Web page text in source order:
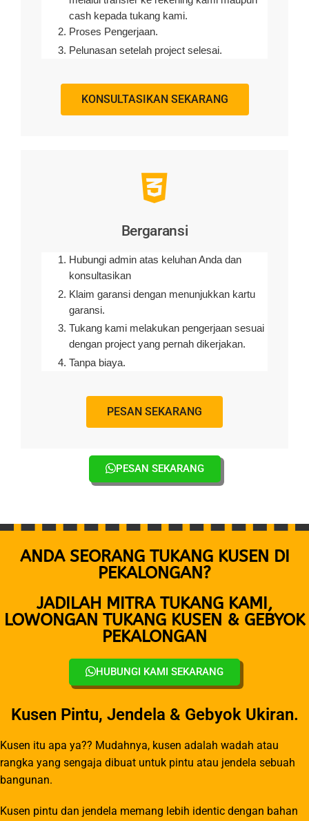
cash kepada tukang kami.
Proses Pengerjaan.
Pelunasan setelah project selesai.
KONSULTASIKAN SEKARANG
Bergaransi
Hubungi admin atas keluhan Anda dan
konsultasikan
Klaim garansi dengan menunjukkan kartu
garansi.
Tukang kami melakukan pengerjaan sesuai
dengan project yang pernah dikerjakan.
Tanpa biaya.
PESAN SEKARANG
PESAN SEKARANG
ANDA SEORANG TUKANG KUSEN DI
PEKALONGAN?
JADILAH MITRA TUKANG KAMI,
LOWONGAN TUKANG KUSEN & GEBYOK
PEKALONGAN
HUBUNGI KAMI SEKARANG
Kusen Pintu, Jendela & Gebyok Ukiran.
Kusen itu apa ya?? Mudahnya, kusen adalah wadah atau
rangka yang sengaja dibuat untuk pintu atau jendela sebuah
bangunan.
Kusen pintu dan jendela memang lebih identic dengan bahan